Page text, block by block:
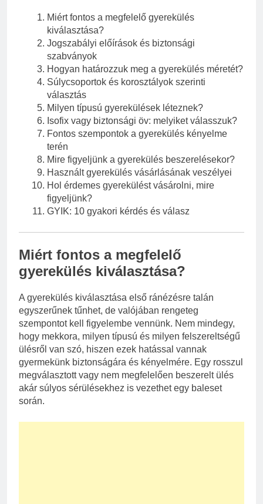
Miért fontos a megfelelő gyerekülés
kiválasztása?
Jogszabályi előírások és biztonsági
szabványok
Hogyan határozzuk meg a gyerekülés méretét?
Súlycsoportok és korosztályok szerinti
választás
Milyen típusú gyerekülések léteznek?
Isofix vagy biztonsági öv: melyiket válasszuk?
Fontos szempontok a gyerekülés kényelme
terén
Mire figyeljünk a gyerekülés beszerelésekor?
Használt gyerekülés vásárlásának veszélyei
Hol érdemes gyerekülést vásárolni, mire
figyeljünk?
GYIK: 10 gyakori kérdés és válasz
Miért fontos a megfelelő
gyerekülés kiválasztása?
A gyerekülés kiválasztása első ránézésre talán
egyszerűnek tűnhet, de valójában rengeteg
szempontot kell figyelembe vennünk. Nem mindegy,
hogy mekkora, milyen típusú és milyen felszereltségű
ülésről van szó, hiszen ezek hatással vannak
gyermekünk biztonságára és kényelmére. Egy rosszul
megválasztott vagy nem megfelelően beszerelt ülés
akár súlyos sérülésekhez is vezethet egy baleset
során.